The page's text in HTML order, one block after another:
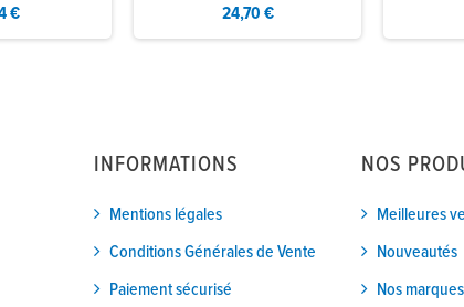
€ 24,70 €
INFORMATIONS
Mentions légales
Conditions Générales de Vente
Paiement sécurisé
NOS
Meilleures
Nouveautés
Nos marques